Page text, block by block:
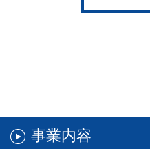
事業内容